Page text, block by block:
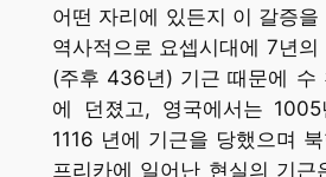
어떤 자리에 있든지 이 갈증
역사적으로 요셉시대에 7년의
(주후 436년) 기근 때문에 수
에 던졌고, 영국에서는
1116 년에 기근을 당했으며
프리카에 일어난 현실의 기근